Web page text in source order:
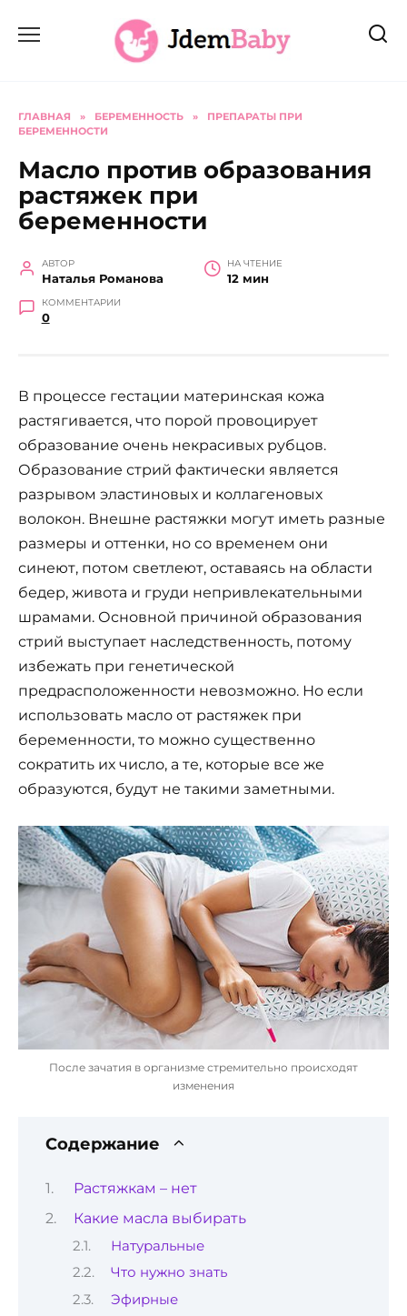
ГЛАВНАЯ » БЕРЕМЕННОСТЬ »
ПРЕПАРАТЫ ПРИ
БЕРЕМЕННОСТИ
Масло против образования
растяжек при
беременности
АВТОР
Наталья Романова
НА ЧТЕНИЕ
12 мин
КОММЕНТАРИИ
0
В процессе гестации материнская кожа
растягивается, что порой провоцирует
образование очень некрасивых рубцов.
Образование стрий фактически является
разрывом эластиновых и коллагеновых
волокон. Внешне растяжки могут иметь разные
размеры и оттенки, но со временем они
синеют, потом светлеют, оставаясь на области
бедер, живота и груди непривлекательными
шрамами. Основной причиной образования
стрий выступает наследственность, потому
избежать при генетической
предрасположенности невозможно. Но если
использовать масло от растяжек при
беременности, то можно существенно
сократить их число, а те, которые все же
образуются, будут не такими заметными.
После зачатия в организме стремительно происходят
изменения
Содержание
Растяжкам – нет
Какие масла выбирать
Натуральные
Что нужно знать
Эфирные